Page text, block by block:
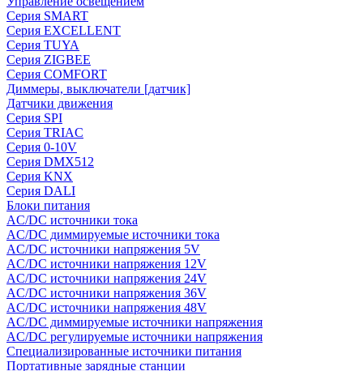
Серия SMART
Серия EXCELLENT
Серия TUYA
Серия ZIGBEE
Серия COMFORT
Диммеры, выключатели [датчик]
Датчики движения
Серия SPI
Серия TRIAC
Серия 0-10V
Серия DMX512
Серия KNX
Серия DALI
Блоки питания
AC/DC источники тока
AC/DC диммируемые источники тока
AC/DC источники напряжения 5V
AC/DC источники напряжения 12V
AC/DC источники напряжения 24V
AC/DC источники напряжения 36V
AC/DC источники напряжения 48V
AC/DC диммируемые источники напряжения
AC/DC регулируемые источники напряжения
Специализированные источники питания
Портативные зарядные станции